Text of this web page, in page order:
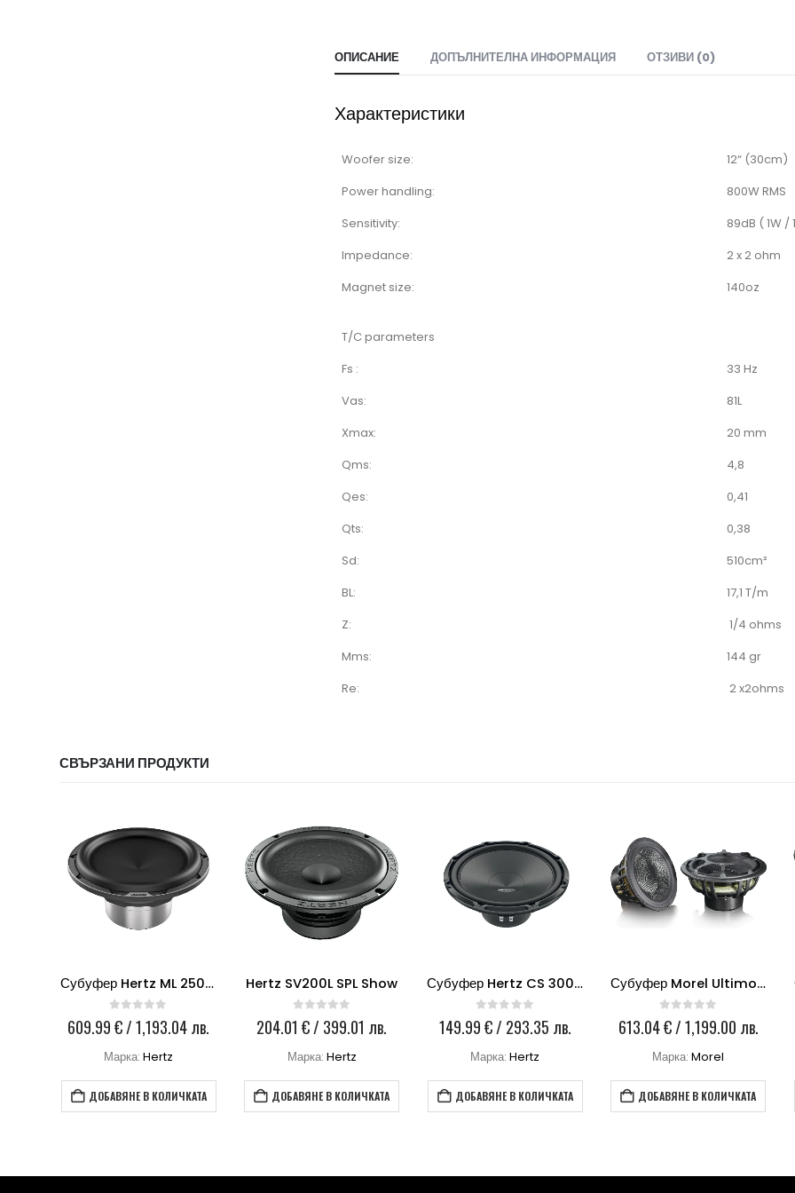
ОПИСАНИЕ ДОПЪЛНИТЕЛНА ИНФОРМАЦИЯ ОТЗИВИ (0)
Характеристики
Woofer size:
12“ (30cm)
Power handling:
800W RMS
Sensitivity:
89dB ( 1W /
Impedance:
2 x 2 ohm
Magnet size:
140oz
T/C parameters
Fs :
33 Hz
Vas:
81L
Xmax:
20 mm
Qms:
4,8
Qes:
0,41
Qts:
0,38
Sd:
510cm²
BL:
17,1 T/m
Z:
1/4 ohms
Mms:
144 gr
Re:
2 x2ohms
СВЪРЗАНИ ПРОДУКТИ
Субуфер Hertz ML 2500.3
out of 5
609.99€/ 1,193.04 лв.
Марка:Hertz
ДОБАВЯНЕ В КОЛИЧКАТА
Hertz SV200L SPL Show
0 out of 5
204.01€/ 399.01 лв.
Марка: Hertz
ДОБАВЯНЕ В КОЛИЧКАТА
Субуфер Hertz CS 300 S2
0 out of 5
149.99€/ 293.35 лв.
Марка:Hertz
ДОБАВЯНЕ В КОЛИЧКАТА
Субуфер Morel Ultimo Titanium 124 Morel 12
out of 5
613.04€/ 1,199.00 лв.
Марка:Morel
ДОБАВЯНЕ В КОЛИЧКАТА